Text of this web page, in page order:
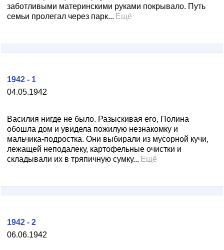
заботливыми материнскими руками покрывало. Путь
семьи пролегал через парк... Ещё
04.05.1942
1942 - 1
Василия нигде не было. Разыскивая его, Полина
обошла дом и увидела пожилую незнакомку и
мальчика-подростка. Они выбирали из мусорной кучи,
лежащей неподалеку, картофельные очистки и
складывали их в тряпичную сумку... Ещё
06.06.1942
1942 - 2